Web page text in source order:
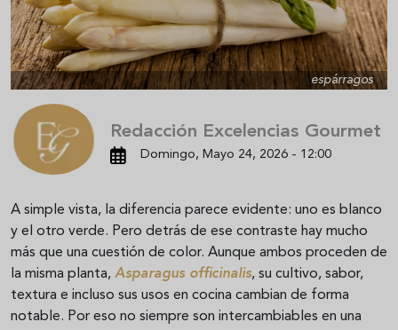
espárragos
Redacción Excelencias Gourmet
Domingo, Mayo 24, 2026 - 12:00
A simple vista, la diferencia parece evidente: uno es blanco
y el otro verde. Pero detrás de ese contraste hay mucho
más que una cuestión de color. Aunque ambos proceden de
la misma planta, Asparagus officinalis, su cultivo, sabor,
textura e incluso sus usos en cocina cambian de forma
notable. Por eso no siempre son intercambiables en una